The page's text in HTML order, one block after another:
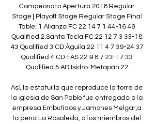
Campeonato Apertura 2018 Regular
Stage | Playoff Stage Regular Stage Final
Table: 1.Alianza FC 22 14 7 1 44-16 49
Qualified 2.Santa Tecla FC 22 12 7 3 33-18
43 Qualified 3.CD Águila 22 11 4 7 39-24 37
Qualified 4.CD FAS 22 9 6 7 23-17 33
Qualified 5.AD Isidro-Metapán 22.
Así, la estatuilla que reproduce la torre de
la iglesia de San Pablo fue entregada a la
empresa Embutidos y Jamones Melgar,a
la peña La Rosaleda, a los miembros del